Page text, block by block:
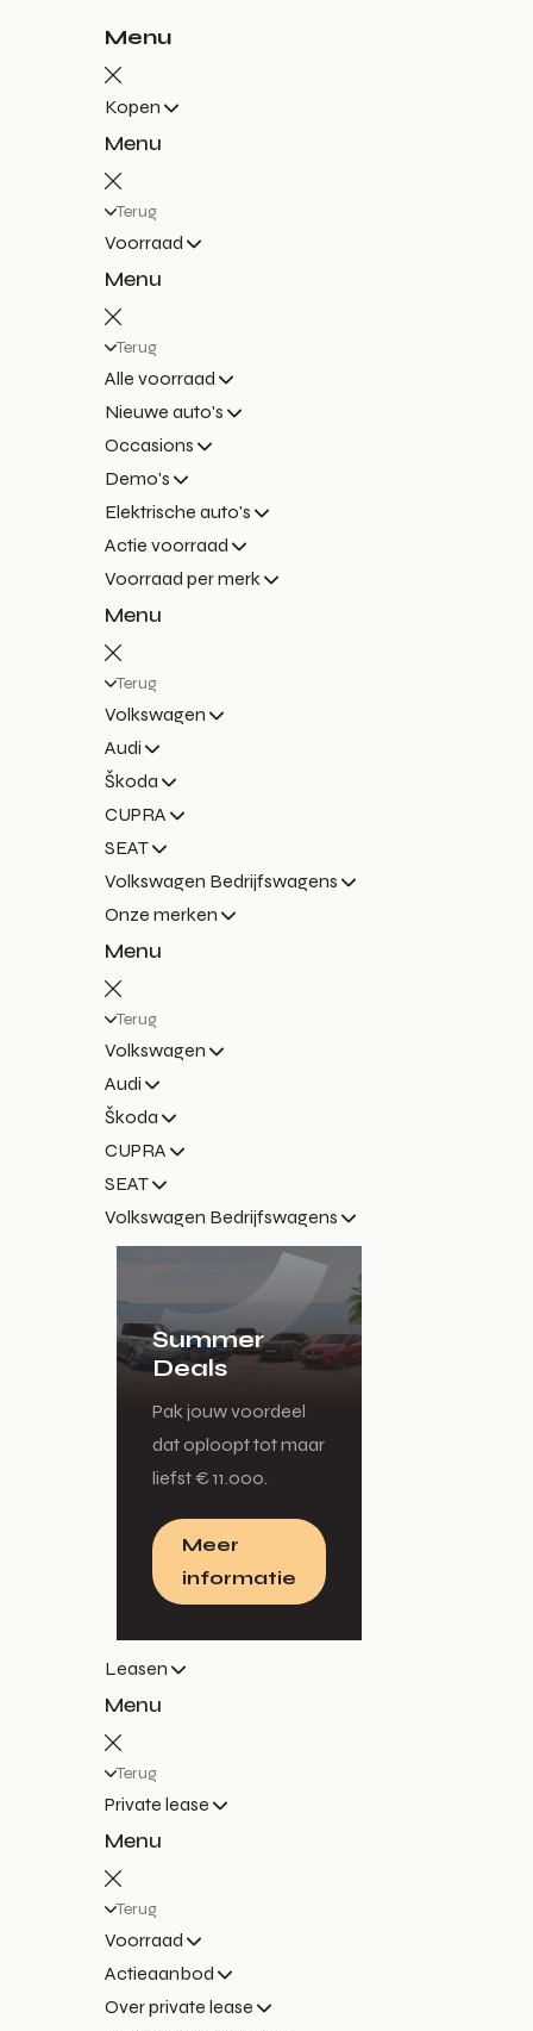
Menu
Kopen
Menu
Terug
Voorraad
Menu
Terug
Alle voorraad
Nieuwe auto's
Occasions
Demo's
Elektrische auto's
Actie voorraad
Voorraad per merk
Menu
Terug
Volkswagen
Audi
Škoda
CUPRA
SEAT
Volkswagen Bedrijfswagens
Onze merken
Menu
Terug
Volkswagen
Audi
Škoda
CUPRA
SEAT
Volkswagen Bedrijfswagens
Summer
Deals
Pak jouw voordeel
dat oploopt tot maar
liefst € 11.000.
Meer
informatie
Leasen
Menu
Terug
Private lease
Menu
Terug
Voorraad
Actieaanbod
Over private lease